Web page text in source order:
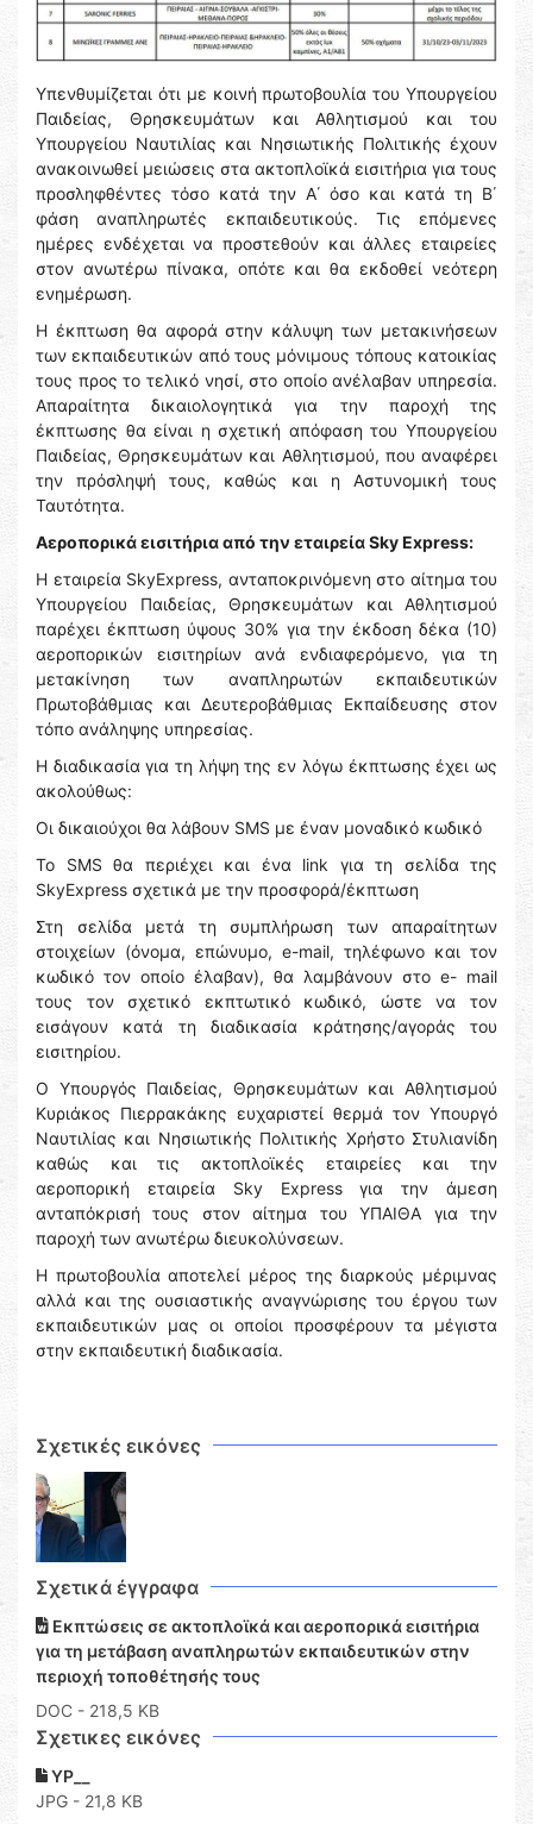
Υπενθυμίζεται ότι με κοινή πρωτοβουλία του Υπουργείου
Παιδείας, Θρησκευμάτων και Αθλητισμού και του
Υπουργείου Ναυτιλίας και Νησιωτικής Πολιτικής έχουν
ανακοινωθεί μειώσεις στα ακτοπλοϊκά εισιτήρια για τους
προσληφθέντες τόσο κατά την Α΄ όσο και κατά τη Β΄
φάση αναπληρωτές εκπαιδευτικούς. Τις επόμενες
ημέρες ενδέχεται να προστεθούν και άλλες εταιρείες
στον ανωτέρω πίνακα, οπότε και θα εκδοθεί νεότερη
ενημέρωση.
Η έκπτωση θα αφορά στην κάλυψη των μετακινήσεων
των εκπαιδευτικών από τους μόνιμους τόπους κατοικίας
τους προς το τελικό νησί, στο οποίο ανέλαβαν υπηρεσία.
Απαραίτητα δικαιολογητικά για την παροχή της
έκπτωσης θα είναι η σχετική απόφαση του Υπουργείου
Παιδείας, Θρησκευμάτων και Αθλητισμού, που αναφέρει
την πρόσληψή τους, καθώς και η Αστυνομική τους
Ταυτότητα.
Αεροπορικά εισιτήρια από την εταιρεία Sky Express:
H εταιρεία SkyExpress, ανταποκρινόμενη στο αίτημα του
Υπουργείου Παιδείας, Θρησκευμάτων και Αθλητισμού
παρέχει έκπτωση ύψους 30% για την έκδοση δέκα (10)
αεροπορικών εισιτηρίων ανά ενδιαφερόμενο, για τη
μετακίνηση των αναπληρωτών εκπαιδευτικών
Πρωτοβάθμιας και Δευτεροβάθμιας Εκπαίδευσης στον
τόπο ανάληψης υπηρεσίας.
Η διαδικασία για τη λήψη της εν λόγω έκπτωσης έχει ως
ακολούθως:
Οι δικαιούχοι θα λάβουν SMS με έναν μοναδικό κωδικό
Το SMS θα περιέχει και ένα link για τη σελίδα της
SkyExpress σχετικά με την προσφορά/έκπτωση
Στη σελίδα μετά τη συμπλήρωση των απαραίτητων
στοιχείων (όνομα, επώνυμο, e-mail, τηλέφωνο και τον
κωδικό τον οποίο έλαβαν), θα λαμβάνουν στο e- mail
τους τον σχετικό εκπτωτικό κωδικό, ώστε να τον
εισάγουν κατά τη διαδικασία κράτησης/αγοράς του
εισιτηρίου.
Ο Υπουργός Παιδείας, Θρησκευμάτων και Αθλητισμού
Κυριάκος Πιερρακάκης ευχαριστεί θερμά τον Υπουργό
Ναυτιλίας και Νησιωτικής Πολιτικής Χρήστο Στυλιανίδη
καθώς και τις ακτοπλοϊκές εταιρείες και την
αεροπορική εταιρεία Sky Express για την άμεση
ανταπόκρισή τους στον αίτημα του ΥΠΑΙΘΑ για την
παροχή των ανωτέρω διευκολύνσεων.
Η πρωτοβουλία αποτελεί μέρος της διαρκούς μέριμνας
αλλά και της ουσιαστικής αναγνώρισης του έργου των
εκπαιδευτικών μας οι οποίοι προσφέρουν τα μέγιστα
στην εκπαιδευτική διαδικασία.
Σχετικές εικόνες
Σχετικά έγγραφα
Εκπτώσεις σε ακτοπλοϊκά και αεροπορικά εισιτήρια
για τη μετάβαση αναπληρωτών εκπαιδευτικών στην
περιοχή τοποθέτησής τους
DOC - 218,5 KB
Σχετικες εικόνες
YP__
JPG - 21,8 KB